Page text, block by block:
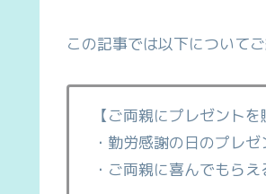
この記事では以下についてご
【ご両親にプレゼント
・勤労感謝の日のプレ
・ご両親に喜んでもら